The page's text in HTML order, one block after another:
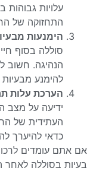
עלויות גבוהות
התחזוקה של
הימנעות
סוללה בסוף
הנהיגה. חשוב
להימנע
הערכת עלות
ידיעה על מצב
העתידית של
כדאי להיערך
אם אתם עומדים
בעיות בסוללה לאחר